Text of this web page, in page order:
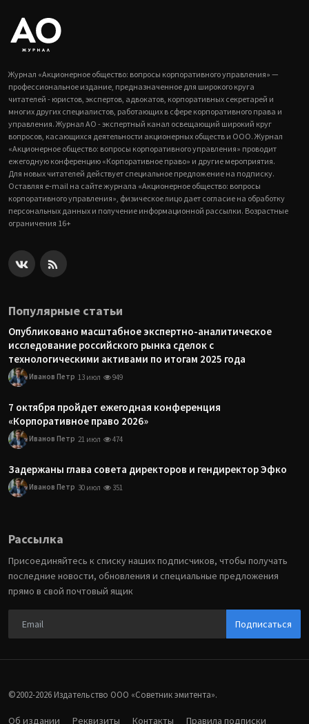
Журнал «Акционерное общество: вопросы корпоративного управления» —
профессиональное издание, предназначенное для широкого круга
читателей - юристов, экспертов, адвокатов, корпоративных секретарей и
многих других специалистов, работающих в сфере корпоративного права и
управления. Журнал АО - экспертный канал освещающий широкий круг
вопросов, касающихся деятельности акционерных обществ и ООО. Журнал
«Акционерное общество: вопросы корпоративного управления» проводит
ежегодную конференцию «Корпоративное право» и другие мероприятия.
Для новых читателей действует специальное предложение на подписку.
Оставляя e-mail на сайте журнала «Акционерное общество: вопросы
корпоративного управления», физическое лицо дает согласие на обработку
персональных данных и получение информационной рассылки. Возрастные
ограничения 16+
Популярные статьи
Опубликовано масштабное экспертно-аналитическое
исследование российского рынка сделок с
технологическими активами по итогам 2025 года
Иванов Петр 13 июл 949
7 октября пройдет ежегодная конференция
«Корпоративное право 2026»
Иванов Петр 21 июл 474
Задержаны глава совета директоров и гендиректор Эфко
Иванов Петр 30 июл 351
Рассылка
Присоединяйтесь к списку наших подписчиков, чтобы получать
последние новости, обновления и специальные предложения
прямо в свой почтовый ящик
Подписаться
©2002-2026 Издательство ООО «‎Советник эмитента».
Об издании Реквизиты Контакты Правила подписки